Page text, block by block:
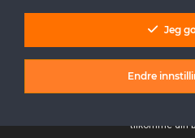
tilkomme din
Jeg
Endre